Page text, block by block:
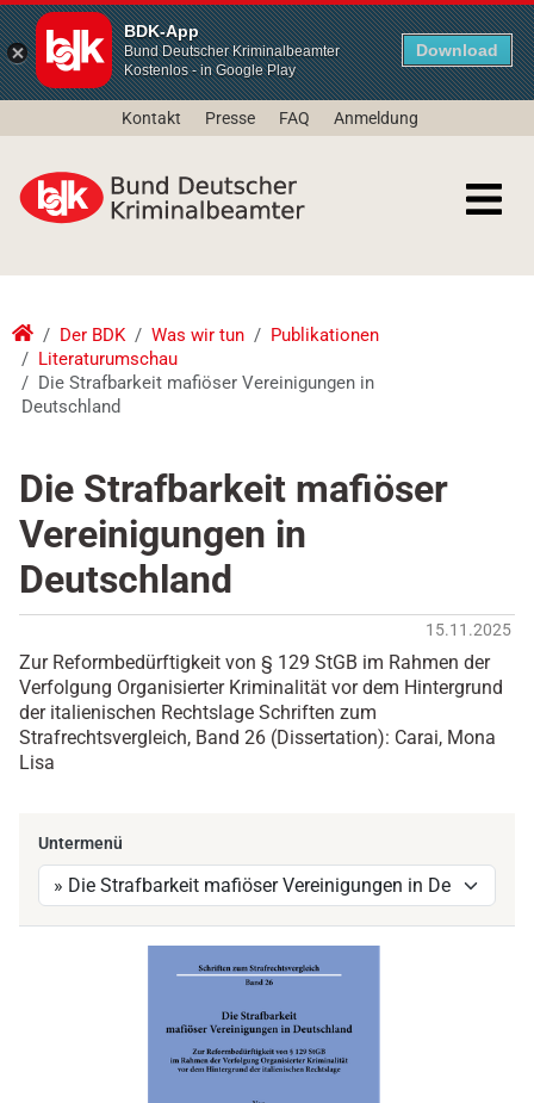
BDK-App
Bund Deutscher Kriminalbeamter
Kostenlos - in Google Play
Download
Kontakt Presse FAQ Anmeldung
Der BDK Was wir tun
Publikationen
Literaturumschau
Die Strafbarkeit mafiöser Vereinigungen in
Deutschland
Die Strafbarkeit mafiöser
Vereinigungen in
Deutschland
15.11.2025
Zur Reformbedürftigkeit von § 129 StGB im Rahmen der
Verfolgung Organisierter Kriminalität vor dem Hintergrund
der italienischen Rechtslage Schriften zum
Strafrechtsvergleich, Band 26 (Dissertation): Carai, Mona
Lisa
Untermenü